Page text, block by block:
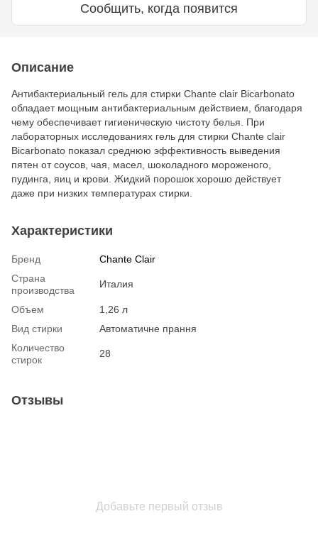
Сообщить, когда появится
Описание
Антибактериальный гель для стирки Chante clair Bicarbonato
обладает мощным антибактериальным действием, благодаря
чему обеспечивает гигиеническую чистоту белья. При
лабораторных исследованиях гель для стирки Chante clair
Bicarbonato показал среднюю эффективность выведения
пятен от соусов, чая, масел, шоколадного мороженого,
пудинга, яиц и крови. Жидкий порошок хорошо действует
даже при низких температурах стирки.
Характеристики
Бренд
Chante Clair
Страна
производства
Италия
Объем
1,26 л
Вид стирки
Автоматичне прання
Количество
стирок
28
Отзывы
Добавьте первый отзыв